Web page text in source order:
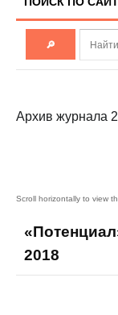
Архив журнала
2018